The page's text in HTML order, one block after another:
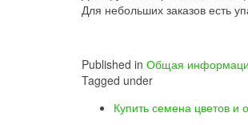
Для небольших заказов есть
Published in Общая
Tagged under
Купить семена цветов и